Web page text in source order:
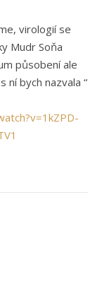
virologií se
Mudr Soňa
působení ale
ní bych nazvala “